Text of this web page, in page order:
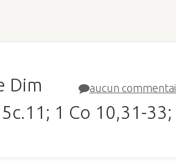
aucun
Dim
1 Co 10,31-